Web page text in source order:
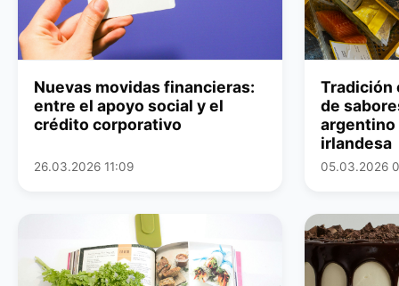
Nuevas movidas financieras:
entre el apoyo social y el
crédito corporativo
26.03.2026 11:09
Tradición
de
argentino
irlandesa
05.03.2026